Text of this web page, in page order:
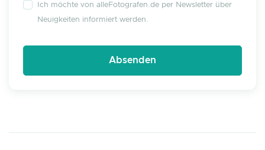
Ich möchte von alleFotografen.de per Newsletter über
Neuigkeiten informiert werden.